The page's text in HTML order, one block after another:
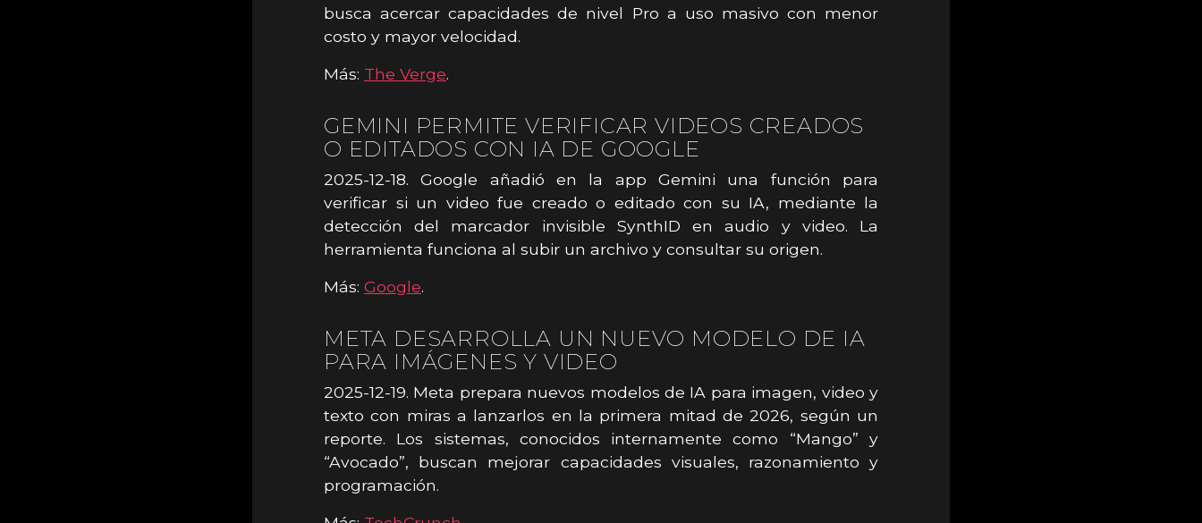
busca acercar capacidades de nivel Pro a uso masivo con menor
costo y mayor velocidad.
Más: The Verge.
GEMINI PERMITE VERIFICAR VIDEOS CREADOS
O EDITADOS CON IA DE GOOGLE
2025-12-18. Google añadió en la app Gemini una función para
verificar si un video fue creado o editado con su IA, mediante la
detección del marcador invisible SynthID en audio y video. La
herramienta funciona al subir un archivo y consultar su origen.
Más: Google.
META DESARROLLA UN NUEVO MODELO DE IA
PARA IMÁGENES Y VIDEO
2025-12-19. Meta prepara nuevos modelos de IA para imagen, video y
texto con miras a lanzarlos en la primera mitad de 2026, según un
reporte. Los sistemas, conocidos internamente como “Mango” y
“Avocado”, buscan mejorar capacidades visuales, razonamiento y
programación.